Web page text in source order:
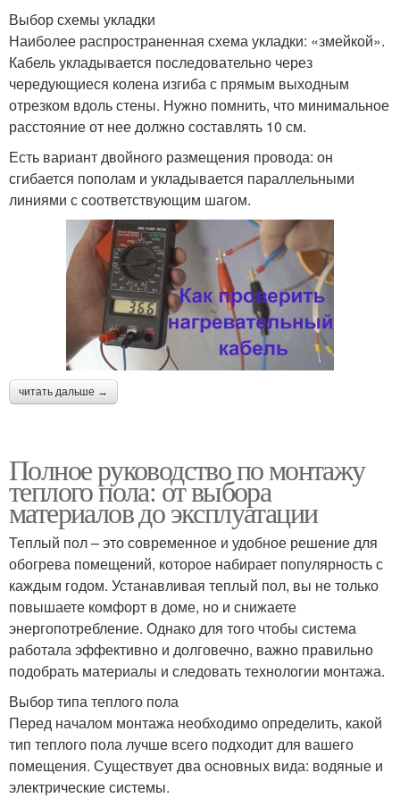
Выбор схемы укладки
Наиболее распространенная схема укладки: «змейкой».
Кабель укладывается последовательно через
чередующиеся колена изгиба с прямым выходным
отрезком вдоль стены. Нужно помнить, что минимальное
расстояние от нее должно составлять 10 см.
Есть вариант двойного размещения провода: он
сгибается пополам и укладывается параллельными
линиями с соответствующим шагом.
читать дальше →
Полное руководство по монтажу
теплого пола: от выбора
материалов до эксплуатации
Теплый пол – это современное и удобное решение для
обогрева помещений, которое набирает популярность с
каждым годом. Устанавливая теплый пол, вы не только
повышаете комфорт в доме, но и снижаете
энергопотребление. Однако для того чтобы система
работала эффективно и долговечно, важно правильно
подобрать материалы и следовать технологии монтажа.
Выбор типа теплого пола
Перед началом монтажа необходимо определить, какой
тип теплого пола лучше всего подходит для вашего
помещения. Существует два основных вида: водяные и
электрические системы.